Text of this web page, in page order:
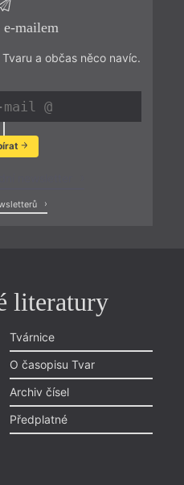
mailem
a občas něco navíc.
literatury
Tvárnice
O časopisu Tvar
Archiv čísel
Předplatné